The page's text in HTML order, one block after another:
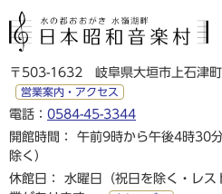
〒503-1632 岐阜県大垣市上石津
営業案内・アクセス
電話： 0584-45-3344
開館時間： 午前9時から午後4時30
除く）
休館日： 水曜日（祝日を除く・レ